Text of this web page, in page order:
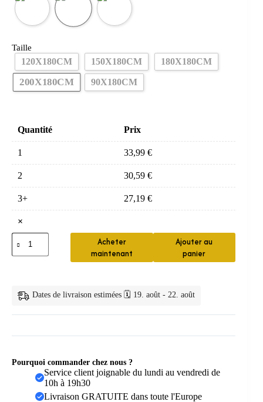
Taille
120X180CM 150X180CM 180X180CM
200X180CM 90X180CM
Quantité Prix
1 33,99 €
2 30,59 €
3+ 27,19 €
×
quantité
de
Ensemble
douche
rose
Acheter
maintenant
Ajouter au
panier
Dates de livraison estimées 🗓️ 19. août - 22. août
Pourquoi commander chez nous ?
Service client joignable du lundi au vendredi de
10h à 19h30
Livraison GRATUITE dans toute l'Europe